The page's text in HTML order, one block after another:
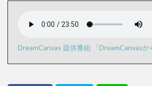
DreamCanvas 提供番組 「DreamCanvasか